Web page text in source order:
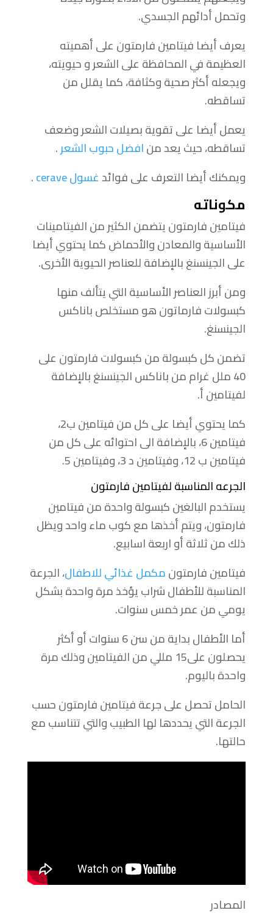
وتحمل أدائهم الجسدي.
يعرف أيضا فيتامين فارمتون على أهميته
العظيمة في المحافظة على الشعر و حيويته،
ويجعله أكثر صحية وكثافة، كما يقلل من
تساقطه.
يعمل أيضا على تقوية بصيلات الشعر وضعف
تساقطه، حيث يعد منافضل حبوب الشعر.
ويمكنك أيضا التعرف على فوائدغسول cerave .
مكوناته
فيتامين فارمتون يتضمن الكثير من الفيتامينات
الأساسية والمعادن والأحماض كما يحتوي أيضا
على الجينسنغ بالإضافة للعناصر الحيوية الأخرى.
ومن أبرز العناصر الأساسية التي يتألف منها
كبسولات فارماتون هو مستخلص باناكس
الجينسنغ.
تضمن كل كبسولة من كبسولات فارمتون على
40 ملل غرام من باناكس الجينسنغ بالإضافة
لفيتامين أ.
كما يحتوي أيضا على كل من فيتامين ب2،
فيتامين 6، بالإضافة الى احتوائه على كل من
فيتامين ب 12، وفيتامين د 3، وفيتامين 5.
الجرعه المناسبة لفيتامين فارمتون
يستخدم البالغين كبسولة واحدة من فيتامين
فارمتون، ويتم أخذها مع كوب ماء واحد ويظل
ذلك من ثلاثة أو اربعة اسابيع.
فيتامين فارمتونمكمل غذائي للاطفال، الجرعة
المناسبة للأطفال شراب يؤخذ مرة واحدة بشكل
يومي من عمر خمس سنوات.
أما الأطفال بداية من سن 6 سنوات أو أكثر
يحصلون على15 مللي من الفيتامين وذلك مرة
واحدة باليوم.
الحامل تحصل على جرعة فيتامين فارمتون حسب
الجرعة التي يحددها لها الطبيب والتي تتناسب مع
حالتها.
المصادر